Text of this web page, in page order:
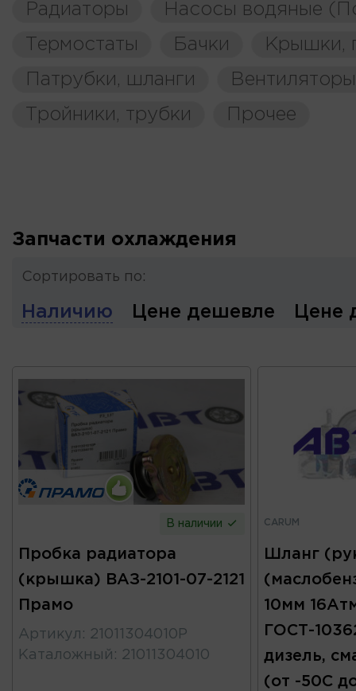
Радиаторы
Насосы водяные
Термостаты
Бачки
Крышки,
Патрубки, шланги
Тройники, трубки
Прочее
Запчасти охлаждения
Сортировать по:
Наличию Цене дешевле Цене
В наличии
Пробка радиатора
(крышка) ВАЗ-2101-07-2121
Прамо
Артикул : 21011304010P
Каталожный : 21011304010
CARUM
Шланг
10мм
ГОСТ-
дизель,
(от -50С